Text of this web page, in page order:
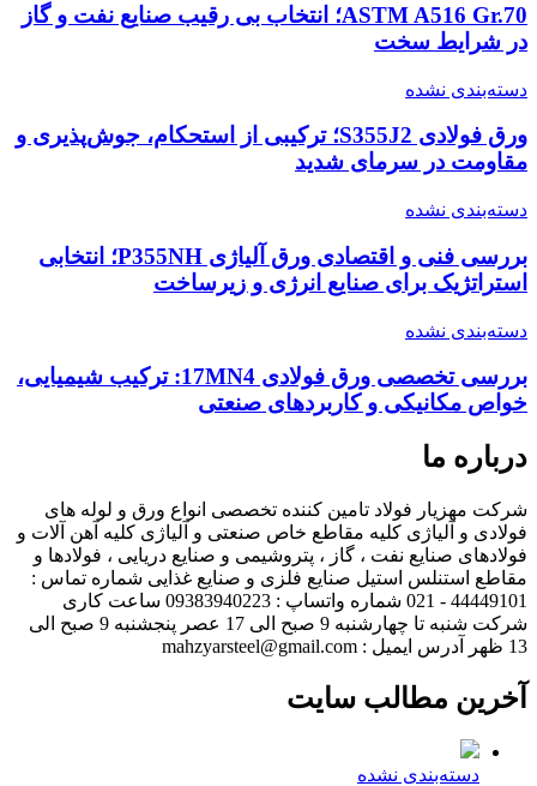
ASTM A516 Gr.70؛ انتخاب بی رقیب صنایع نفت و گاز
در شرایط سخت
دسته‌بندی نشده
ورق فولادی S355J2؛ ترکیبی از استحکام، جوش‌پذیری و
مقاومت در سرمای شدید
دسته‌بندی نشده
بررسی فنی و اقتصادی ورق آلیاژی P355NH؛ انتخابی
استراتژیک برای صنایع انرژی و زیرساخت
دسته‌بندی نشده
بررسی تخصصی ورق فولادی 17MN4: ترکیب شیمیایی،
خواص مکانیکی و کاربردهای صنعتی
درباره ما
شرکت مهزیار فولاد تامین کننده تخصصی انواع ورق و لوله های
فولادی و آلیاژی کلیه مقاطع خاص صنعتی و آلیاژی کلیه آهن آلات و
فولادهای صنایع نفت ، گاز ، پتروشیمی و صنایع دریایی ، فولادها و
مقاطع استنلس استیل صنایع فلزی و صنایع غذایی شماره تماس :
44449101 - 021 شماره واتساپ : 09383940223 ساعت کاری
شرکت شنبه تا چهارشنبه 9 صبح الی 17 عصر پنجشنبه 9 صبح الی
13 ظهر آدرس ایمیل : mahzyarsteel@gmail.com
آخرین مطالب سایت
دسته‌بندی نشده